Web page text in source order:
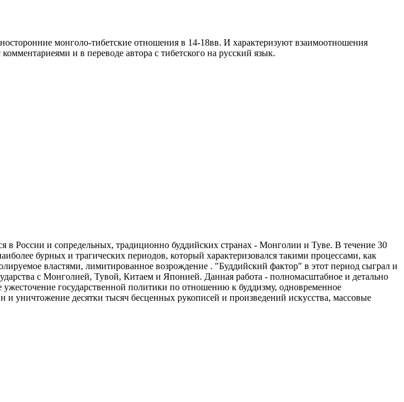
монголо-тибетские отношения в 14-18вв. И характеризуют взаимоотношения
и в переводе автора с тибетского на русский язык.
в России и сопредельных, традиционно буддийских странах - Монголии и Туве. В течение 30
бурных и трагических периодов, который характеризовался такими процессами, как
властями, лимитированное возрождение . "Буддийский фактор" в этот период сыграл и
с Монголией, Тувой, Китаем и Японией. Данная работа - полномасштабное и детально
государственной политики по отношению к буддизму, одновременное
уничтожение десятки тысяч бесценных рукописей и произведений искусства, массовые